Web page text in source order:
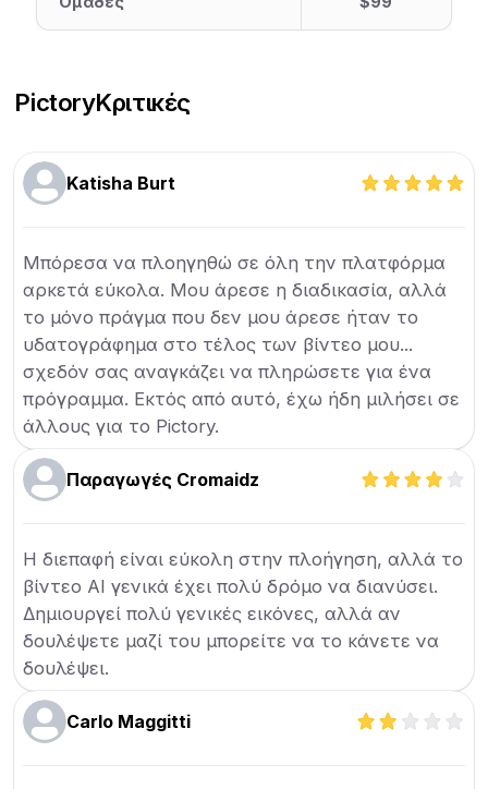
PictoryΚριτικές
Katisha Burt
Μπόρεσα να πλοηγηθώ σε όλη την πλατφόρμα
αρκετά εύκολα. Μου άρεσε η διαδικασία, αλλά
το μόνο πράγμα που δεν μου άρεσε ήταν το
υδατογράφημα στο τέλος των βίντεο μου...
σχεδόν σας αναγκάζει να πληρώσετε για ένα
πρόγραμμα. Εκτός από αυτό, έχω ήδη μιλήσει σε
άλλους για το Pictory.
Παραγωγές Cromaidz
Η διεπαφή είναι εύκολη στην πλοήγηση, αλλά το
βίντεο AI γενικά έχει πολύ δρόμο να διανύσει.
Δημιουργεί πολύ γενικές εικόνες, αλλά αν
δουλέψετε μαζί του μπορείτε να το κάνετε να
δουλέψει.
Carlo Maggitti